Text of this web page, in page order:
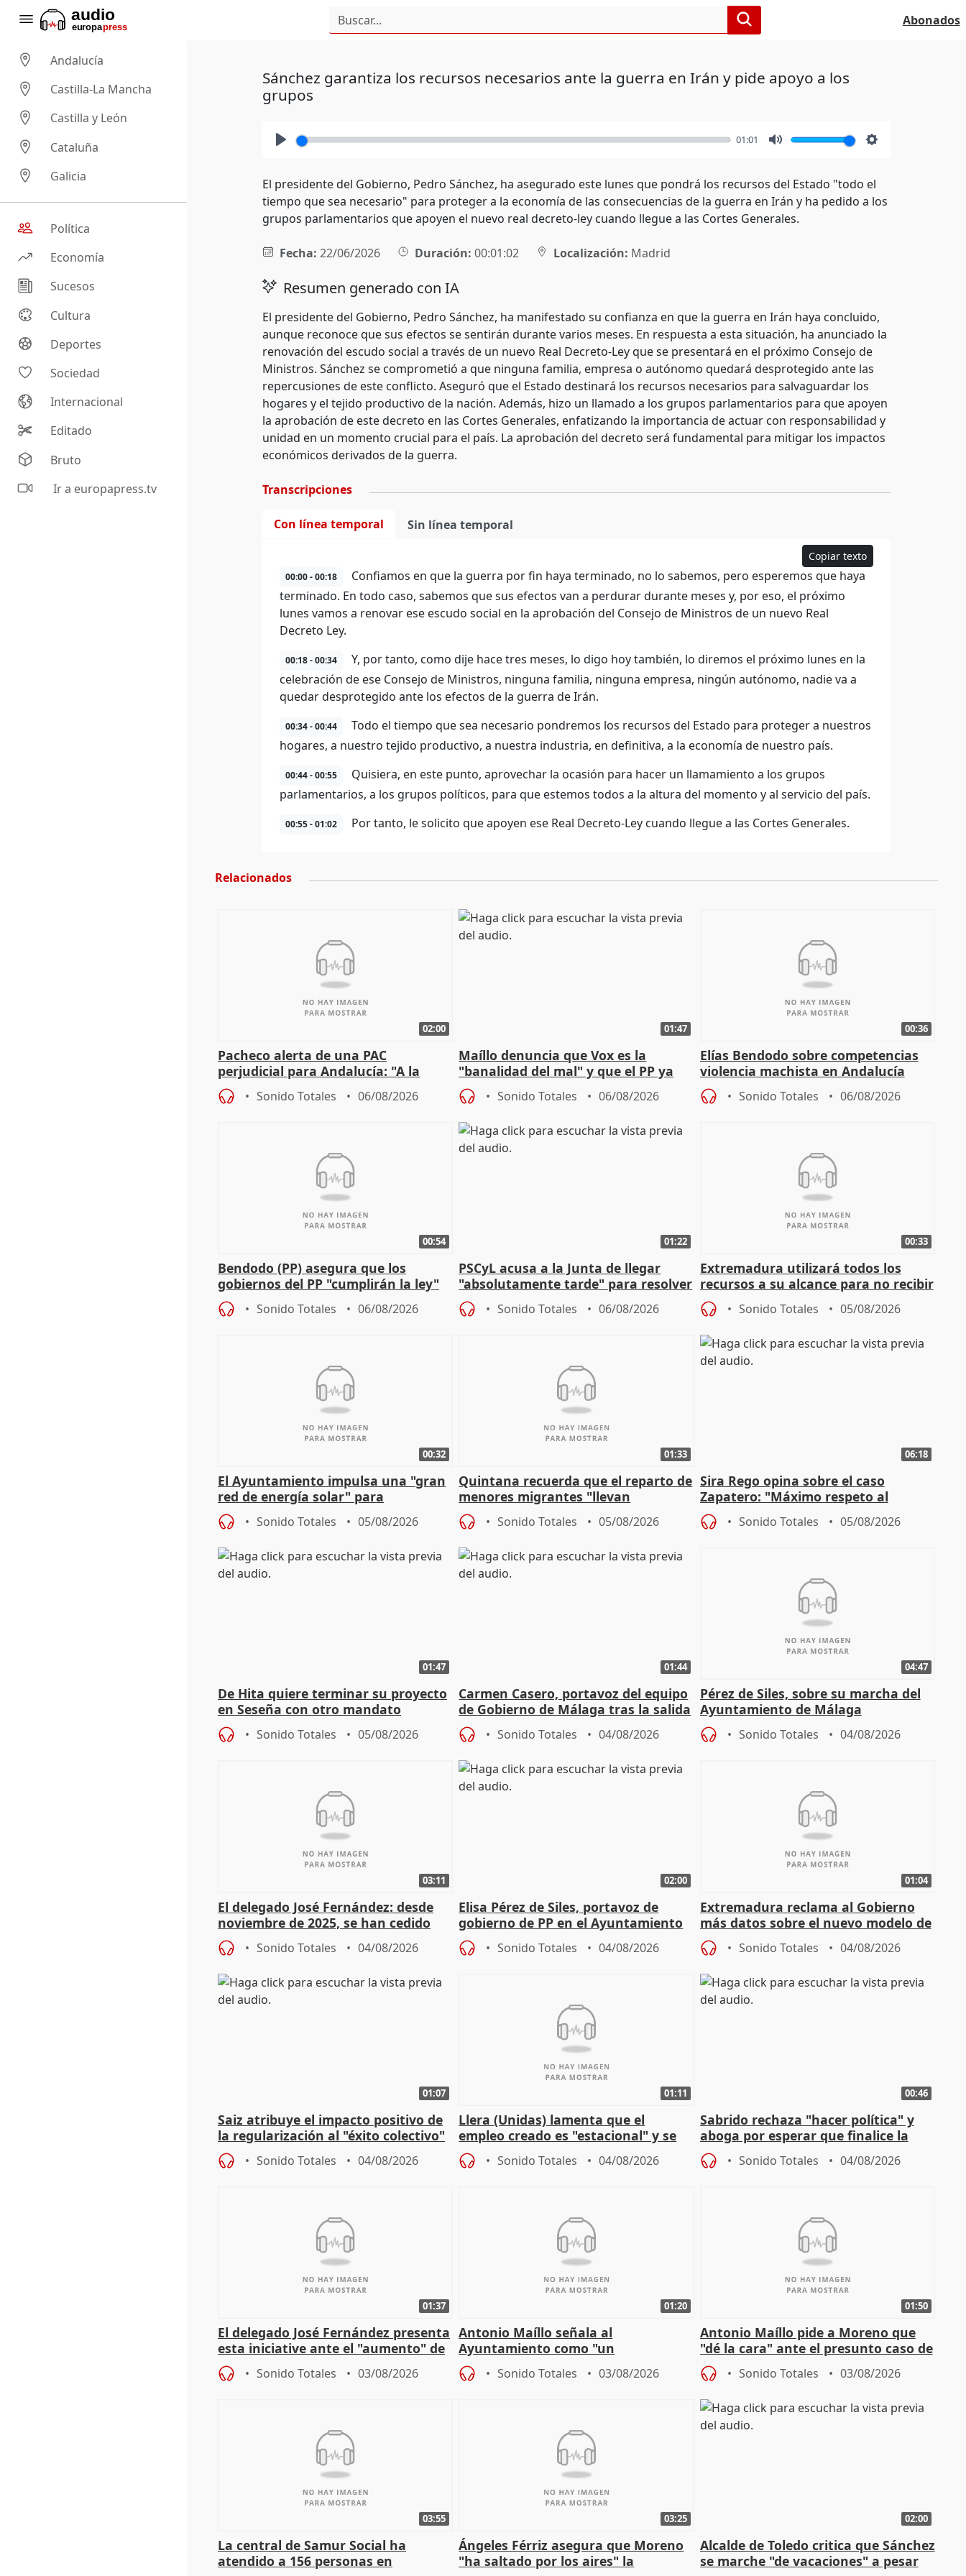
Abonados
Andalucía
Castilla-La Mancha
Castilla y León
Cataluña
Galicia
Política
Economía
Sucesos
Cultura
Deportes
Sociedad
Internacional
Editado
Bruto
Ir a europapress.tv
Sánchez garantiza los recursos necesarios ante la guerra en Irán y pide apoyo a los
grupos
01:01
El presidente del Gobierno, Pedro Sánchez, ha asegurado este lunes que pondrá los recursos del Estado "todo el
tiempo que sea necesario" para proteger a la economía de las consecuencias de la guerra en Irán y ha pedido a los
grupos parlamentarios que apoyen el nuevo real decreto-ley cuando llegue a las Cortes Generales.
Fecha: 22/06/2026 Duración: 00:01:02 Localización: Madrid
Resumen generado con IA
El presidente del Gobierno, Pedro Sánchez, ha manifestado su confianza en que la guerra en Irán haya concluido,
aunque reconoce que sus efectos se sentirán durante varios meses. En respuesta a esta situación, ha anunciado la
renovación del escudo social a través de un nuevo Real Decreto-Ley que se presentará en el próximo Consejo de
Ministros. Sánchez se comprometió a que ninguna familia, empresa o autónomo quedará desprotegido ante las
repercusiones de este conflicto. Aseguró que el Estado destinará los recursos necesarios para salvaguardar los
hogares y el tejido productivo de la nación. Además, hizo un llamado a los grupos parlamentarios para que apoyen
la aprobación de este decreto en las Cortes Generales, enfatizando la importancia de actuar con responsabilidad y
unidad en un momento crucial para el país. La aprobación del decreto será fundamental para mitigar los impactos
económicos derivados de la guerra.
Transcripciones
Con línea temporal Sin línea temporal
Copiar texto
00:00 - 00:18
Confiamos en que la guerra por fin haya terminado, no lo sabemos, pero esperemos que haya
terminado. En todo caso, sabemos que sus efectos van a perdurar durante meses y, por eso, el próximo
lunes vamos a renovar ese escudo social en la aprobación del Consejo de Ministros de un nuevo Real
Decreto Ley.
00:18 - 00:34
Y, por tanto, como dije hace tres meses, lo digo hoy también, lo diremos el próximo lunes en la
celebración de ese Consejo de Ministros, ninguna familia, ninguna empresa, ningún autónomo, nadie va a
quedar desprotegido ante los efectos de la guerra de Irán.
00:34 - 00:44
Todo el tiempo que sea necesario pondremos los recursos del Estado para proteger a nuestros
hogares, a nuestro tejido productivo, a nuestra industria, en definitiva, a la economía de nuestro país.
00:44 - 00:55
Quisiera, en este punto, aprovechar la ocasión para hacer un llamamiento a los grupos
parlamentarios, a los grupos políticos, para que estemos todos a la altura del momento y al servicio del país.
00:55 - 01:02 Por tanto, le solicito que apoyen ese Real Decreto-Ley cuando llegue a las Cortes Generales.
Relacionados
02:00
Pacheco alerta de una PAC
perjudicial para Andalucía: "A la
agricultura hay que protegerla"
Sonido Totales 06/08/2026
01:47
Maíllo denuncia que Vox es la
"banalidad del mal" y que el PP ya
asume todas sus tesis
Sonido Totales 06/08/2026
00:36
Elías Bendodo sobre competencias
violencia machista en Andalucía
Sonido Totales 06/08/2026
00:54
Bendodo (PP) asegura que los
gobiernos del PP "cumplirán la ley"
sobre los menores migrantes
Sonido Totales 06/08/2026
01:22
PSCyL acusa a la Junta de llegar
"absolutamente tarde" para resolver
problemas como Newcastle
Sonido Totales 06/08/2026
00:33
Extremadura utilizará todos los
recursos a su alcance para no recibir
más menores migrantes
Sonido Totales 05/08/2026
00:32
El Ayuntamiento impulsa una "gran
red de energía solar" para
autoconsumo
Sonido Totales 05/08/2026
01:33
Quintana recuerda que el reparto de
menores migrantes "llevan
aportación del Gobierno" central
Sonido Totales 05/08/2026
06:18
Sira Rego opina sobre el caso
Zapatero: "Máximo respeto al
proceso judicial"
Sonido Totales 05/08/2026
01:47
De Hita quiere terminar su proyecto
en Seseña con otro mandato
Sonido Totales 05/08/2026
01:44
Carmen Casero, portavoz del equipo
de Gobierno de Málaga tras la salida
de Pérez de Siles
Sonido Totales 04/08/2026
04:47
Pérez de Siles, sobre su marcha del
Ayuntamiento de Málaga
Sonido Totales 04/08/2026
03:11
El delegado José Fernández: desde
noviembre de 2025, se han cedido
9.810 ayudas por nacimiento
Sonido Totales 04/08/2026
02:00
Elisa Pérez de Siles, portavoz de
gobierno de PP en el Ayuntamiento
de Málaga, deja la política
Sonido Totales 04/08/2026
01:04
Extremadura reclama al Gobierno
más datos sobre el nuevo modelo de
financiación
Sonido Totales 04/08/2026
01:07
Saiz atribuye el impacto positivo de
la regularización al "éxito colectivo"
del Gobierno
Sonido Totales 04/08/2026
01:11
Llera (Unidas) lamenta que el
empleo creado es "estacional" y se
"esfumará" al acabar el verano
Sonido Totales 04/08/2026
00:46
Sabrido rechaza "hacer política" y
aboga por esperar que finalice la
investigación del incendio
Sonido Totales 04/08/2026
01:37
El delegado José Fernández presenta
esta iniciative ante el "aumento" de
personas sin hogar en Madri
Sonido Totales 03/08/2026
01:20
Antonio Maíllo señala al
Ayuntamiento como "un
especulador más" sobre viviendas de
Jiménez Becerril
Sonido Totales 03/08/2026
01:50
Antonio Maíllo pide a Moreno que
"dé la cara" ante el presunto caso de
acoso del CEO de ADM
Sonido Totales 03/08/2026
03:55
La central de Samur Social ha
atendido a 156 personas en
03:25
Ángeles Férriz asegura que Moreno
"ha saltado por los aires" la
02:00
Alcalde de Toledo critica que Sánchez
se marche "de vacaciones" a pesar